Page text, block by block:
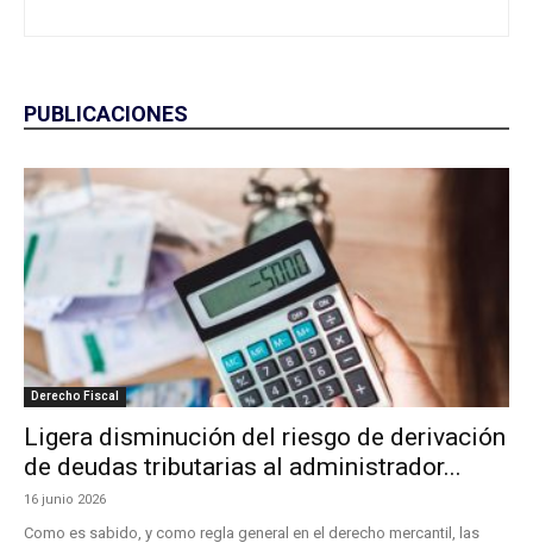
PUBLICACIONES
Derecho Fiscal
Ligera disminución del riesgo de derivación
de deudas tributarias al administrador...
16 junio 2026
Como es sabido, y como regla general en el derecho mercantil, las